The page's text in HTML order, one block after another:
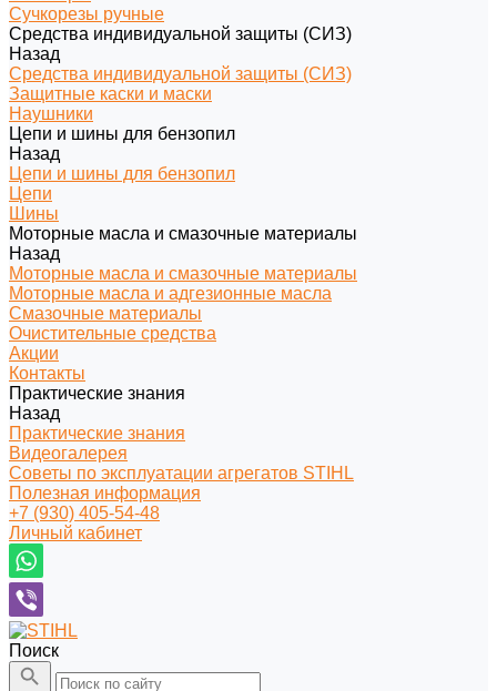
Сучкорезы ручные
Средства индивидуальной защиты (СИЗ)
Назад
Средства индивидуальной защиты (СИЗ)
Защитные каски и маски
Наушники
Цепи и шины для бензопил
Назад
Цепи и шины для бензопил
Цепи
Шины
Моторные масла и смазочные материалы
Назад
Моторные масла и смазочные материалы
Моторные масла и адгезионные масла
Смазочные материалы
Очистительные средства
Акции
Контакты
Практические знания
Назад
Практические знания
Видеогалерея
Советы по эксплуатации агрегатов STIHL
Полезная информация
+7 (930) 405-54-48
Личный кабинет
Поиск